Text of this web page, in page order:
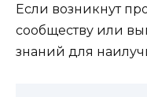
Если возникнут
сообществу или
знаний для